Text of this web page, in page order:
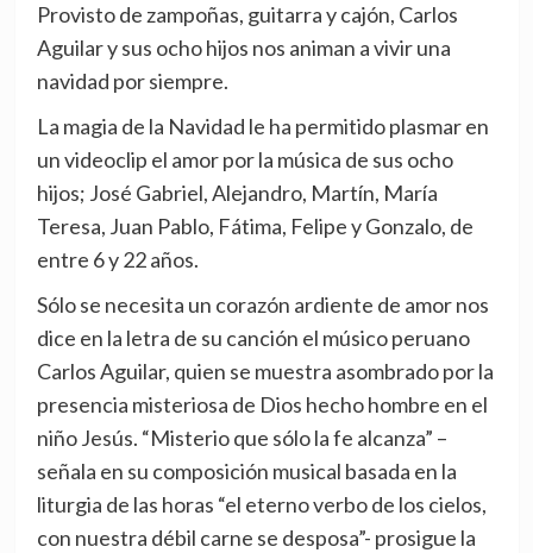
Provisto de zampoñas, guitarra y cajón, Carlos
Aguilar y sus ocho hijos nos animan a vivir una
navidad por siempre.
La magia de la Navidad le ha permitido plasmar en
un videoclip el amor por la música de sus ocho
hijos; José Gabriel, Alejandro, Martín, María
Teresa, Juan Pablo, Fátima, Felipe y Gonzalo, de
entre 6 y 22 años.
Sólo se necesita un corazón ardiente de amor nos
dice en la letra de su canción el músico peruano
Carlos Aguilar, quien se muestra asombrado por la
presencia misteriosa de Dios hecho hombre en el
niño Jesús. “Misterio que sólo la fe alcanza” –
señala en su composición musical basada en la
liturgia de las horas “el eterno verbo de los cielos,
con nuestra débil carne se desposa”- prosigue la